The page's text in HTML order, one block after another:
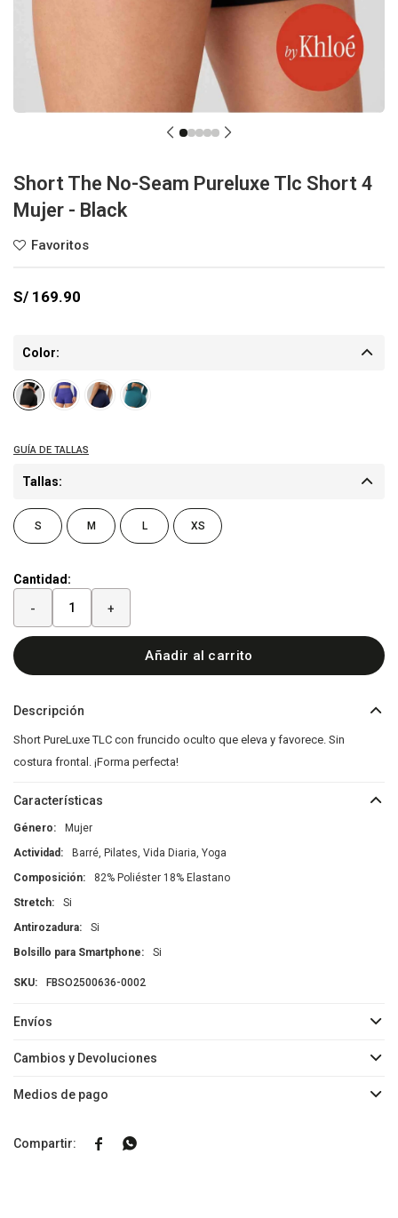
Short The No-Seam Pureluxe Tlc Short 4
Mujer - Black
S/ 169.90
Color:
Tallas:
S M L XS
Cantidad:
- +
Añadir al carrito
Descripción
Short PureLuxe TLC con fruncido oculto que eleva y favorece. Sin
costura frontal. ¡Forma perfecta!
Características
Género
Mujer
Actividad
Barré, Pilates, Vida Diaria, Yoga
Composición
82% Poliéster 18% Elastano
Stretch
Si
Antirozadura
Si
Bolsillo para Smartphone
Si
FBSO2500636-0002
Envíos
Cambios y Devoluciones
Medios de pago
 